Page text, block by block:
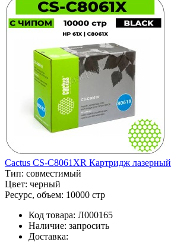
Cactus CS-C8061XR Картридж лазерный
Тип: совместимый
Цвет: черный
Ресурс, объем: 10000 стр
Код товара: Л000165
Наличие: запросить
Доставка: